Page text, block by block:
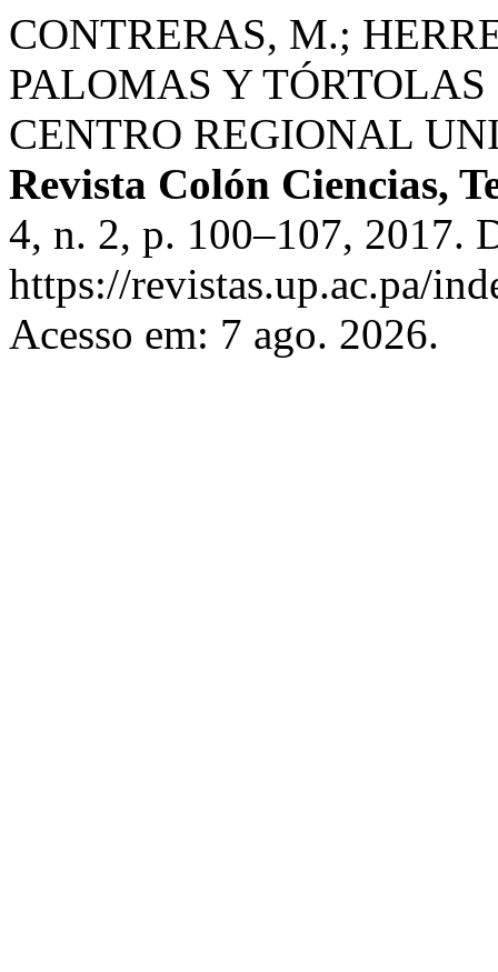
CONTRERAS, M.;
PALOMAS Y
CENTRO REGIONAL
Revista Colón Ciencias,
4, n. 2, p. 100–107, 2017.
https://revistas.up.ac.pa/
Acesso em: 7 ago. 2026.